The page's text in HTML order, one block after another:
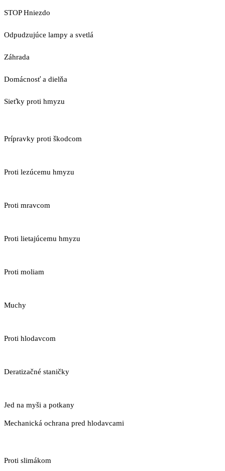
STOP Hniezdo
Odpudzujúce lampy a svetlá
Záhrada
Domácnosť a dielňa
Sieťky proti hmyzu
Prípravky proti škodcom
Proti lezúcemu hmyzu
Proti mravcom
Proti lietajúcemu hmyzu
Proti moliam
Muchy
Proti hlodavcom
Deratizačné staničky
Jed na myši a potkany
Mechanická ochrana pred hlodavcami
Proti slimákom